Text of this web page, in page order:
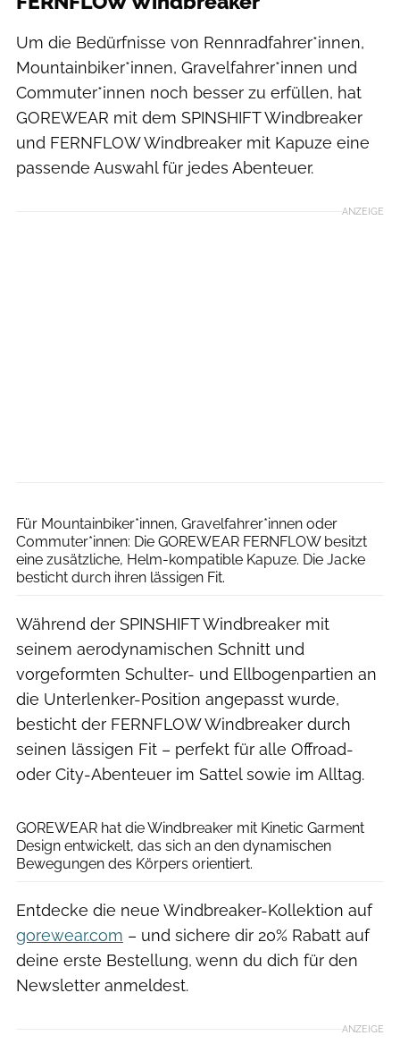
Um die Bedürfnisse von Rennradfahrer*innen,
Mountainbiker*innen, Gravelfahrer*innen und
Commuter*innen noch besser zu erfüllen, hat
GOREWEAR mit dem SPINSHIFT Windbreaker
und FERNFLOW Windbreaker mit Kapuze eine
passende Auswahl für jedes Abenteuer.
ANZEIGE
Für Mountainbiker*innen, Gravelfahrer*innen oder
Commuter*innen: Die GOREWEAR FERNFLOW besitzt
eine zusätzliche, Helm-kompatible Kapuze. Die Jacke
besticht durch ihren lässigen Fit.
Während der SPINSHIFT Windbreaker mit
seinem aerodynamischen Schnitt und
vorgeformten Schulter- und Ellbogenpartien an
die Unterlenker-Position angepasst wurde,
besticht der FERNFLOW Windbreaker durch
seinen lässigen Fit – perfekt für alle Offroad-
oder City-Abenteuer im Sattel sowie im Alltag.
GOREWEAR hat die Windbreaker mit Kinetic Garment
Design entwickelt, das sich an den dynamischen
Bewegungen des Körpers orientiert.
Entdecke die neue Windbreaker-Kollektion auf
gorewear.com – und sichere dir 20% Rabatt auf
deine erste Bestellung, wenn du dich für den
Newsletter anmeldest.
ANZEIGE